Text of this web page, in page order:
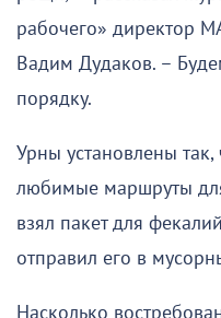
рабочего» директор
Вадим Дудаков. –
порядку.
Урны установлены
любимые маршруты
взял пакет для
отправил его в
Насколько